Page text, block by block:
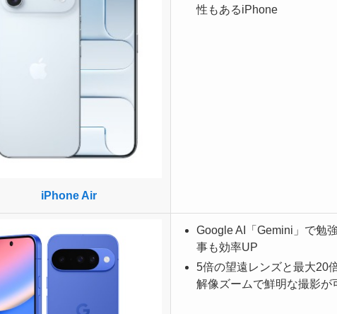
iPhone Air
性もあるiPhone
Google AI「Gemini」で勉
事も効率UP
5倍の望遠レンズと最大20
解像ズームで鮮明な撮影が